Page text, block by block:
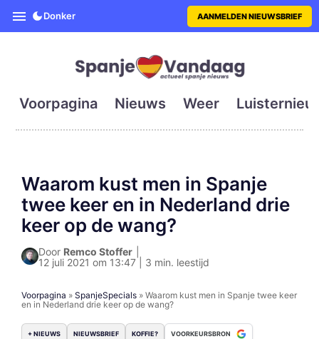
SpanjeVandaag is de eerste
Donker AANMELDEN NIEUWSBRIEF
Voorpagina Nieuws Weer
Waarom kust men in Spanje
twee keer en in Nederland drie
keer op de wang?
Door Remco Stoffer
12 juli 2021 om 13:47 | 3 min. leestijd
Voorpagina » SpanjeSpecials » Waarom kust men in Spanje twee keer
en in Nederland drie keer op de wang?
+ NIEUWS NIEUWSBRIEF KOFFIE? VOORKEURSBRON